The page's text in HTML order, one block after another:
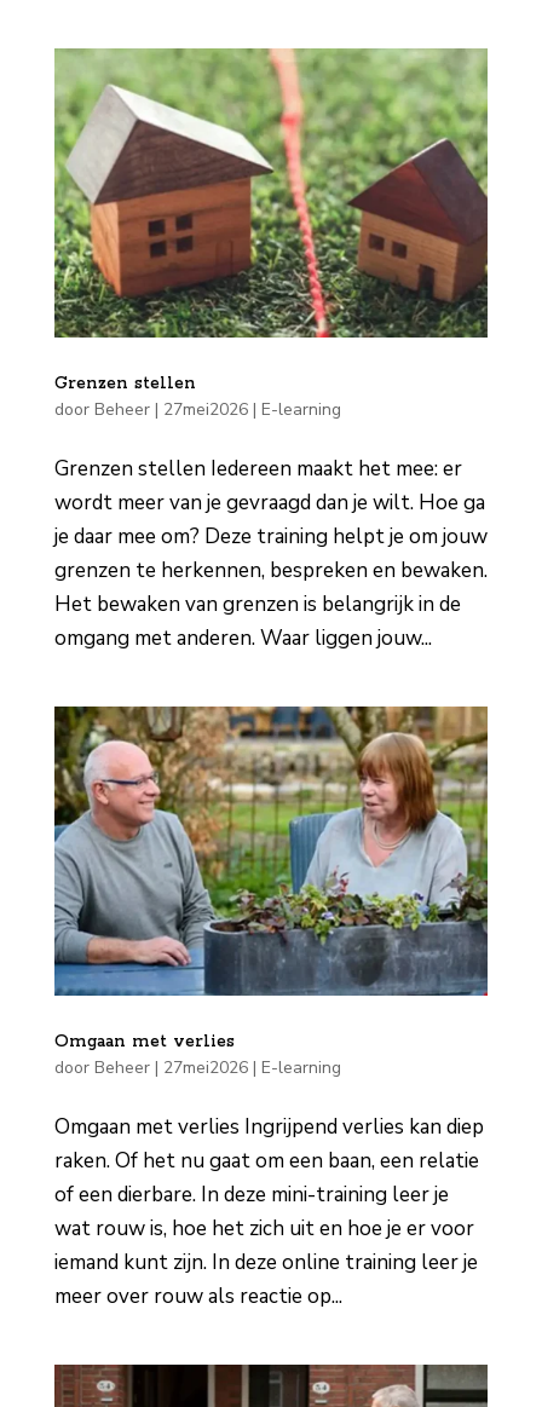
Grenzen stellen
door Beheer| 27mei2026| E-learning
Grenzen stellen Iedereen maakt het mee: er
wordt meer van je gevraagd dan je wilt. Hoe ga
je daar mee om? Deze training helpt je om jouw
grenzen te herkennen, bespreken en bewaken.
Het bewaken van grenzen is belangrijk in de
omgang met anderen. Waar liggen jouw...
Omgaan met verlies
door Beheer| 27mei2026| E-learning
Omgaan met verlies Ingrijpend verlies kan diep
raken. Of het nu gaat om een baan, een relatie
of een dierbare. In deze mini-training leer je
wat rouw is, hoe het zich uit en hoe je er voor
iemand kunt zijn. In deze online training leer je
meer over rouw als reactie op...